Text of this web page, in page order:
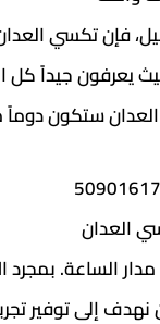
فإن تكسي
يعرفون جيداً
دوماً مريحة
العدان
إلى توفير